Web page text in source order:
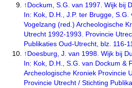
↑Dockum, S.G. van 1997. Wijk bij
In: Kok, D.H., J.P. ter Brugge, S.G.
Vogelzang (red.) Archeologische
Utrecht 1992-1993. Provincie
Publikaties Oud-Utrecht, blz. 116-
↑Doesburg, J. van 1998. Wijk bij
In: Kok, D.H., S.G. van Dockum &
Archeologische Kroniek Provincie
Provincie Utrecht / Stichting